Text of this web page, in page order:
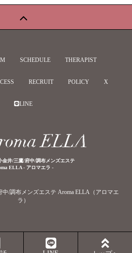
SCHEDULE THERAPIST
RECRUIT POLICY X
LINE
金井/三鷹/府中/調布メンズエステ
ELLA - アロマエラ -
/調布メンズエステ Aroma ELLA（アロマエ
ラ）